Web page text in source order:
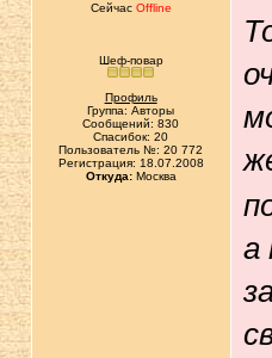
Сейчас Offline
Шеф-повар
Профиль
Группа: Авторы
Сообщений: 830
Спасибок: 20
Пользователь №: 20 772
Регистрация: 18.07.2008
Откуда:Москва
а